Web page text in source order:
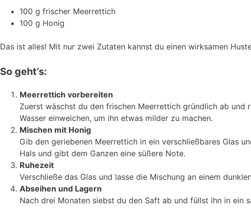
100 g frischer Meerrettich
100 g Honig
Das ist alles! Mit nur zwei Zutaten kannst du einen wirksamen
So geht’s:
Meerrettich vorbereiten
Zuerst wäschst du den frischen Meerrettich gründlich ab
Wasser einweichen, um ihn etwas milder zu machen.
Mischen mit Honig
Gib den geriebenen Meerrettich in ein verschließbares Glas
Hals und gibt dem Ganzen eine süßere Note.
Ruhezeit
Verschließe das Glas und lasse die Mischung an einem
Abseihen und Lagern
Nach drei Monaten siebst du den Saft ab und füllst ihn in ein